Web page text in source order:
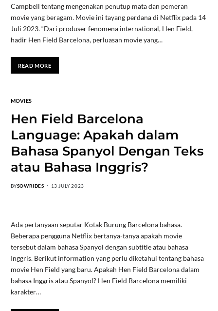
Campbell tentang mengenakan penutup mata dan pemeran
movie yang beragam. Movie ini tayang perdana di Netflix pada 14
Juli 2023. “Dari produser fenomena international, Hen Field,
hadir Hen Field Barcelona, ​​perluasan movie yang…
READ MORE
MOVIES
Hen Field Barcelona
Language: Apakah dalam
Bahasa Spanyol Dengan Teks
atau Bahasa Inggris?
BYSOWRIDES 13 JULY 2023
Ada pertanyaan seputar Kotak Burung Barcelona bahasa.
Beberapa pengguna Netflix bertanya-tanya apakah movie
tersebut dalam bahasa Spanyol dengan subtitle atau bahasa
Inggris. Berikut information yang perlu diketahui tentang bahasa
movie Hen Field yang baru. Apakah Hen Field Barcelona dalam
bahasa Inggris atau Spanyol? Hen Field Barcelona memiliki
karakter…